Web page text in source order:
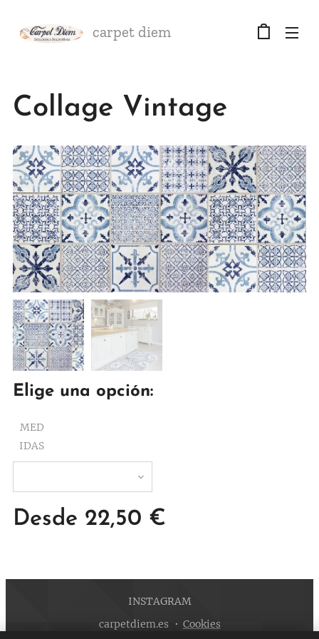
carpet diem
Collage Vintage
Elige una opción:
MED
IDAS
Desde 22,50 €
INSTAGRAM
carpetdiem.es
Cookies